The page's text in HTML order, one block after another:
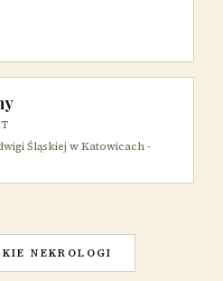
Śląskiej w Katowicach -
NEKROLOGI